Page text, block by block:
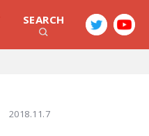
SEARCH
2018.11.7